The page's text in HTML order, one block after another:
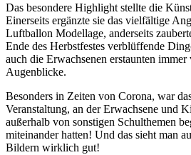
Das besondere Highlight stellte die
Einerseits ergänzte sie das vielfältige
Luftballon Modellage, anderseits
Ende des Herbstfestes verblüffende
auch die Erwachsenen erstaunten
Augenblicke.
Besonders in Zeiten von Corona, war
Veranstaltung, an der Erwachsene und
außerhalb von sonstigen Schulthemen
miteinander hatten! Und das sieht man
Bildern wirklich gut!